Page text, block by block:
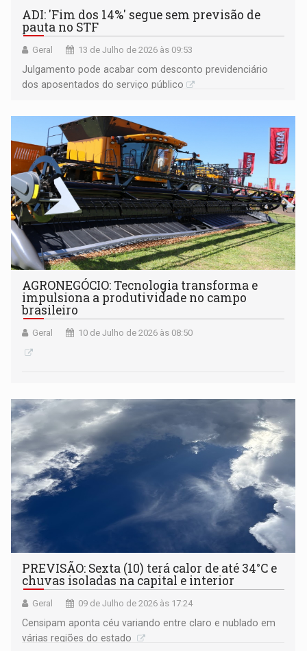
ADI: 'Fim dos 14%' segue sem previsão de
pauta no STF
Geral 13 de Julho de 2026 às 09:53
Julgamento pode acabar com desconto previdenciário
dos aposentados do serviço público
AGRONEGÓCIO: Tecnologia transforma e
impulsiona a produtividade no campo
brasileiro
Geral 10 de Julho de 2026 às 08:50
PREVISÃO: Sexta (10) terá calor de até 34°C e
chuvas isoladas na capital e interior
Geral 09 de Julho de 2026 às 17:24
Censipam aponta céu variando entre claro e nublado em
várias regiões do estado